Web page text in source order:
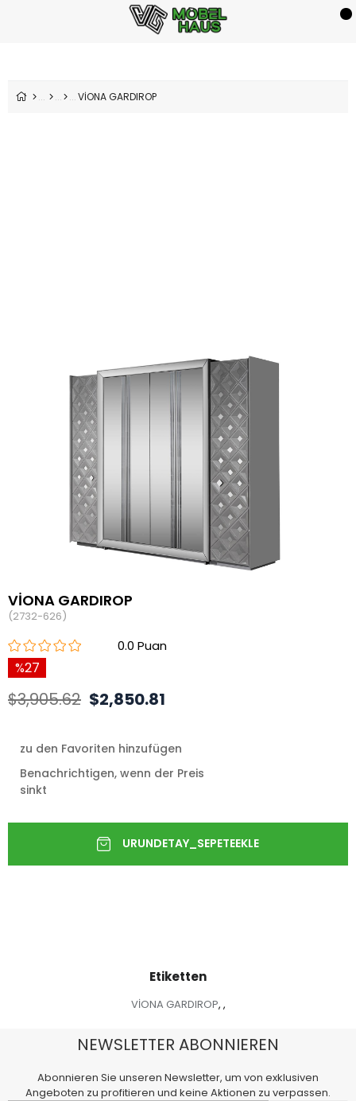
VİONA GARDIROP
VİONA GARDIROP
(2732-626)
0.0
27
$3,905.62 $2,850.81
zu den Favoriten hinzufügen
Benachrichtigen, wenn der Preis
sinkt
Etiketten
VİONA GARDIROP, ,
NEWSLETTER ABONNIEREN
Abonnieren Sie unseren Newsletter, um von exklusiven
Angeboten zu profitieren und keine Aktionen zu verpassen.